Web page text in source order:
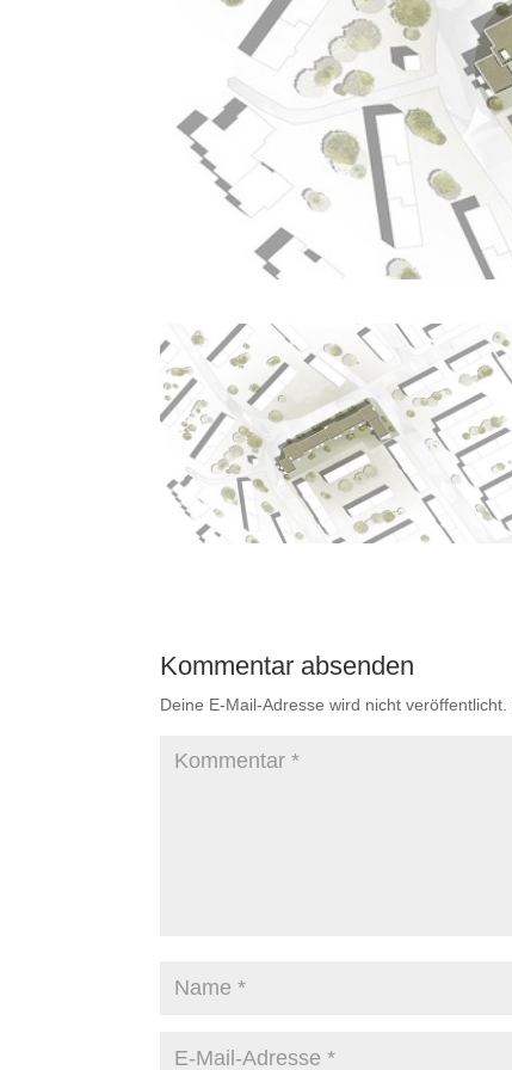
Kommentar absenden
Deine E-Mail-Adresse wird nicht veröffentlicht.